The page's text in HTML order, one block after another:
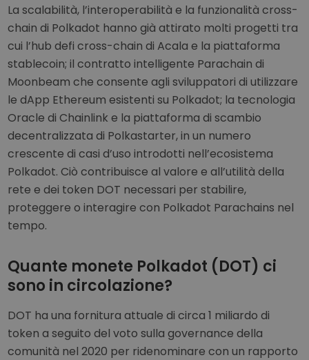
La scalabilità, l’interoperabilità e la funzionalità cross-
chain di Polkadot hanno già attirato molti progetti tra
cui l’hub defi cross-chain di Acala e la piattaforma
stablecoin; il contratto intelligente Parachain di
Moonbeam che consente agli sviluppatori di utilizzare
le dApp Ethereum esistenti su Polkadot; la tecnologia
Oracle di Chainlink e la piattaforma di scambio
decentralizzata di Polkastarter, in un numero
crescente di casi d’uso introdotti nell’ecosistema
Polkadot. Ciò contribuisce al valore e all’utilità della
rete e dei token DOT necessari per stabilire,
proteggere o interagire con Polkadot Parachains nel
tempo.
Quante monete Polkadot (DOT) ci
sono in circolazione?
DOT ha una fornitura attuale di circa 1 miliardo di
token a seguito del voto sulla governance della
comunità nel 2020 per ridenominare con un rapporto